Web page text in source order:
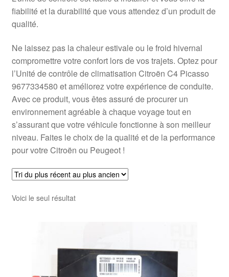
Procédure de Réclamation
fiabilité et la durabilité que vous attendez d’un produit de
qualité.
Ne laissez pas la chaleur estivale ou le froid hivernal
compromettre votre confort lors de vos trajets. Optez pour
l’Unité de contrôle de climatisation Citroën C4 Picasso
9677334580 et améliorez votre expérience de conduite.
Avec ce produit, vous êtes assuré de procurer un
environnement agréable à chaque voyage tout en
s’assurant que votre véhicule fonctionne à son meilleur
niveau. Faites le choix de la qualité et de la performance
pour votre Citroën ou Peugeot !
Voici le seul résultat